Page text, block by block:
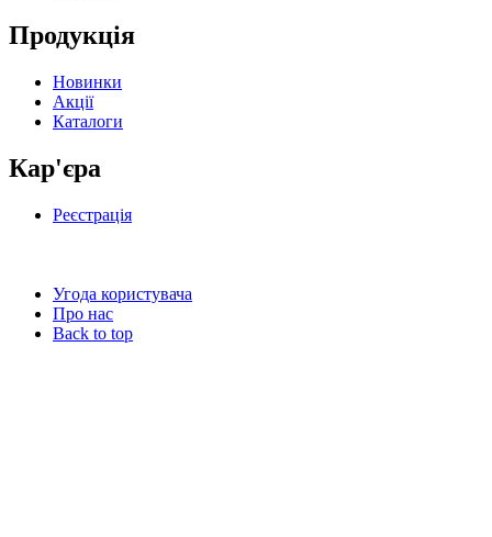
Продукція
Новинки
Акції
Каталоги
Кар'єра
Реєстрація
Угода користувача
Про нас
Back to top